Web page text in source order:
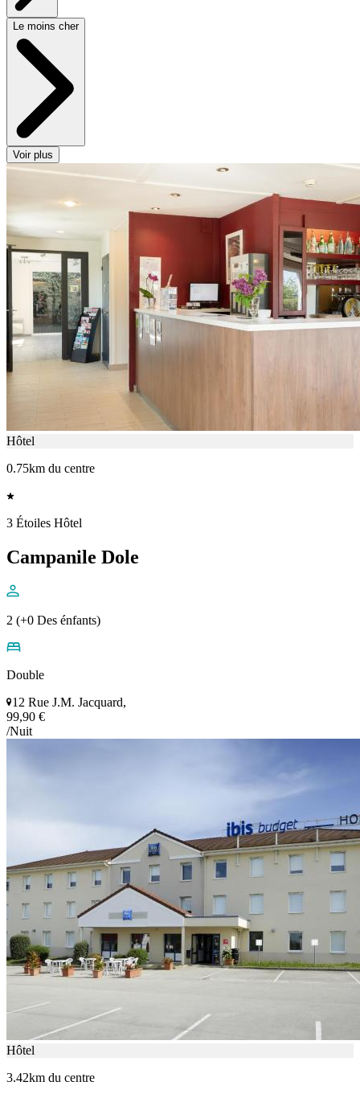
Le moins cher
Voir plus
Hôtel
0.75km du centre
3 Étoiles Hôtel
Campanile Dole
2 (+0 Des énfants)
Double
12 Rue J.M. Jacquard,
99,90 €
/Nuit
Hôtel
3.42km du centre